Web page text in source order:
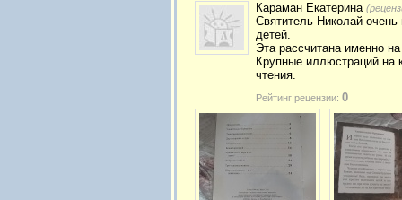
Караман Екатерина
Святитель Николай очень
детей.
Эта рассчитана именно
Крупные иллюстраций на
чтения.
Рейтинг рецензии: 0